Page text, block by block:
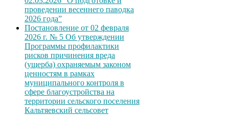
проведении весеннего паводка
2026 года”
Постановление от 02 февраля
2026 г. № 5 Об утверждении
Программы профилактики
рисков причинения вреда
(ущерба) охраняемым законом
ценностям в рамках
муниципального контроля в
сфере благоустройства на
территории сельского поселения
Кальтяевский сельсовет